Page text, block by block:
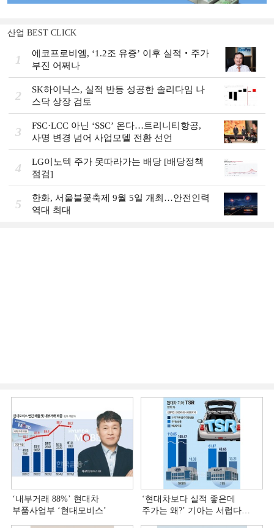
산업 BEST CLICK
1
에코프로비엠, ‘1.2조 유증’ 이후 실적‧주가
부진 어쩌나
2
SK하이닉스, 실적 반등 성공한 솔리다임 나
스닥 상장 검토
3
FSC·LCC 아닌 ‘SSC’ 온다…트리니티항공,
사명 변경 넘어 사업모델 전환 선언
4
LG이노텍 주가 못따라가는 배당 [배당정책
점검]
5
한화, 서울불꽃축제 9월 5일 개최…안전인력
역대 최대
‘내부거래 88%ʼ 현대차
부품사업부 ‘현대모비스ʼ
‘현대차보다 실적 좋은데
주가는 왜?ʼ 기아는 서럽다